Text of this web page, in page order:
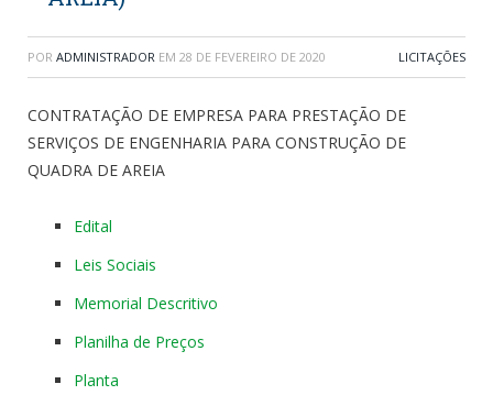
POR ADMINISTRADOR EM 28 DE FEVEREIRO DE 2020 LICITAÇÕES
CONTRATAÇÃO DE EMPRESA PARA PRESTAÇÃO DE
SERVIÇOS DE ENGENHARIA PARA CONSTRUÇÃO DE
QUADRA DE AREIA
Edital
Leis Sociais
Memorial Descritivo
Planilha de Preços
Planta